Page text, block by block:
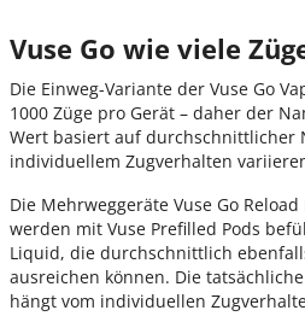
Vuse Go wie viele
Die Einweg-Variante der Vuse Go
1000 Züge pro Gerät – daher der
Wert basiert auf durchschnittlicher
individuellem Zugverhalten
Die Mehrweggeräte Vuse Go
werden mit Vuse Prefilled Pods
Liquid, die durchschnittlich
ausreichen können. Die
hängt vom individuellen